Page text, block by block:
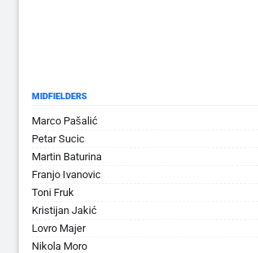
MIDFIELDERS
Marco Pašalić
Petar Sucic
Martin Baturina
Franjo Ivanovic
Toni Fruk
Kristijan Jakić
Lovro Majer
Nikola Moro